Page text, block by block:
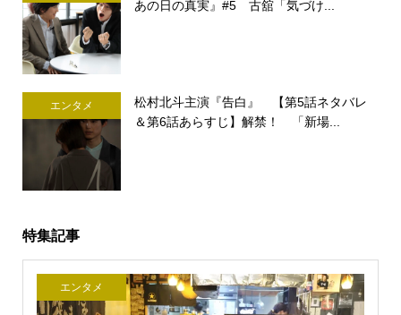
あの日の真実』#5 古舘「気づけ...
エンタメ
松村北斗主演『告白』 【第5話ネタバレ
＆第6話あらすじ】解禁！ 「新場...
特集記事
エンタメ